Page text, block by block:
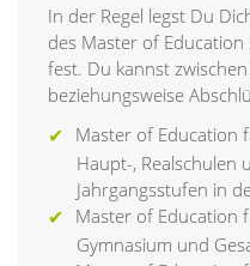
In der Regel legst Du
des Master of
fest. Du kannst
beziehungsweise
Master of Education
Haupt-, Realschulen
Jahrgangsstufen in
Master of Education
Gymnasium und